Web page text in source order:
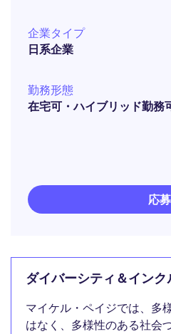
企業タイプ
日系企業
勤務形態
在宅可・ハイブリッド勤務
応募
ダイバーシティ＆イン
マイケル・ペイジでは、多
はなく、多様性のある社会